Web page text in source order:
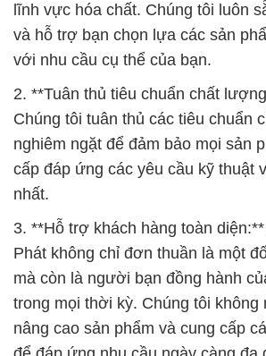
lĩnh vực hóa chất. Chúng tôi luôn
và hỗ trợ bạn chọn lựa các sản
với nhu cầu cụ thể của bạn.
2. **Tuân thủ tiêu chuẩn chất
Chúng tôi tuân thủ các tiêu chuẩn
nghiêm ngặt để đảm bảo mọi sản
cấp đáp ứng các yêu cầu kỹ thuật
nhất.
3. **Hỗ trợ khách hàng toàn
Phát không chỉ đơn thuần là một
mà còn là người bạn đồng hành
trong mọi thời kỳ. Chúng tôi
nâng cao sản phẩm và cung cấp